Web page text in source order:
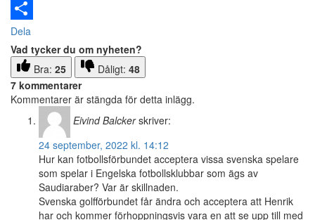
Email
Dela
Vad tycker du om nyheten?
Bra: 25 Dåligt: 48
7 kommentarer
Kommentarer är stängda för detta inlägg.
Eivind Balcker skriver:
24 september, 2022 kl. 14:12
Hur kan fotbollsförbundet acceptera vissa svenska spelare
som spelar i Engelska fotbollsklubbar som ägs av
Saudiaraber? Var är skillnaden.
Svenska golfförbundet får ändra och acceptera att Henrik
har och kommer förhoppningsvis vara en att se upp till med